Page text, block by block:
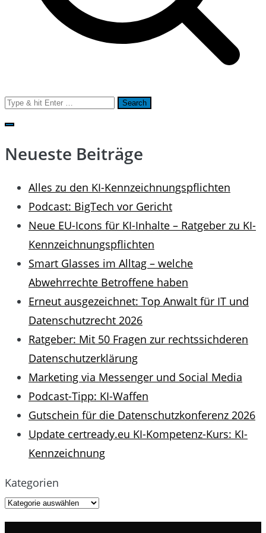
Search
for:
Neueste Beiträge
Alles zu den KI-Kennzeichnungspflichten
Podcast: BigTech vor Gericht
Neue EU-Icons für KI-Inhalte – Ratgeber zu KI-
Kennzeichnungspflichten
Smart Glasses im Alltag – welche
Abwehrrechte Betroffene haben
Erneut ausgezeichnet: Top Anwalt für IT und
Datenschutzrecht 2026
Ratgeber: Mit 50 Fragen zur rechtssichderen
Datenschutzerklärung
Marketing via Messenger und Social Media
Podcast-Tipp: KI-Waffen
Gutschein für die Datenschutzkonferenz 2026
Update certready.eu KI-Kompetenz-Kurs: KI-
Kennzeichnung
Kategorien